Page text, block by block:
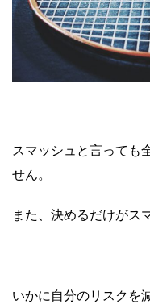
スマッシュと言っても
せん。
また、決めるだけがス
いかに自分のリスクを